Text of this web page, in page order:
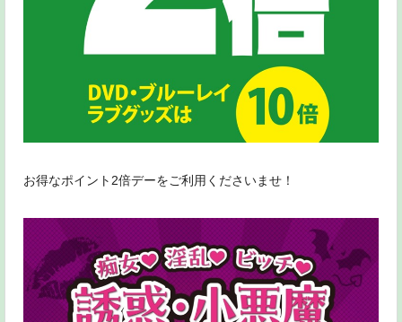
お得なポイント2倍デーをご利用くださいませ！